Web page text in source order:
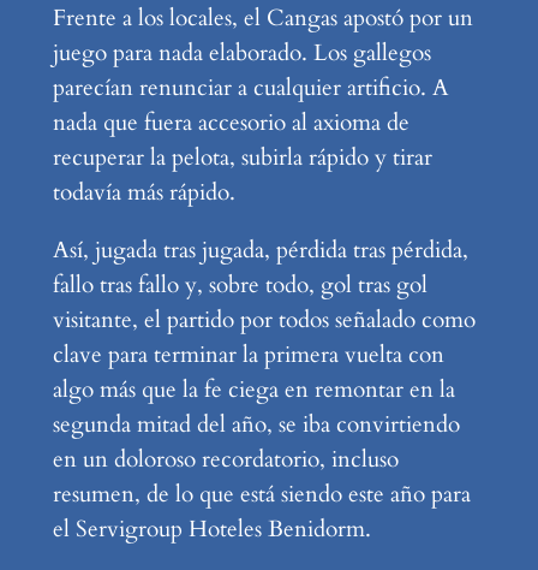
Frente a los locales, el Cangas apostó por un
juego para nada elaborado. Los gallegos
parecían renunciar a cualquier artificio. A
nada que fuera accesorio al axioma de
recuperar la pelota, subirla rápido y tirar
todavía más rápido.
Así, jugada tras jugada, pérdida tras pérdida,
fallo tras fallo y, sobre todo, gol tras gol
visitante, el partido por todos señalado como
clave para terminar la primera vuelta con
algo más que la fe ciega en remontar en la
segunda mitad del año, se iba convirtiendo
en un doloroso recordatorio, incluso
resumen, de lo que está siendo este año para
el Servigroup Hoteles Benidorm.